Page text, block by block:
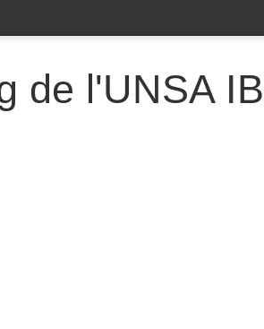
de l'UNSA